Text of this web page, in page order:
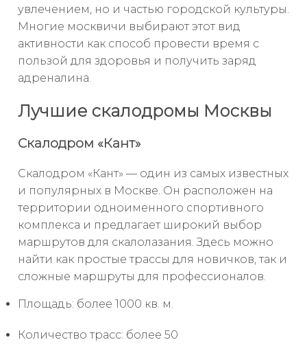
увлечением, но и частью городской культуры.
Многие москвичи выбирают этот вид
активности как способ провести время с
пользой для здоровья и получить заряд
адреналина.
Лучшие скалодромы Москвы
Скалодром «Кант»
Скалодром «Кант» — один из самых известных
и популярных в Москве. Он расположен на
территории одноименного спортивного
комплекса и предлагает широкий выбор
маршрутов для скалолазания. Здесь можно
найти как простые трассы для новичков, так и
сложные маршруты для профессионалов.
Площадь: более 1000 кв. м.
Количество трасс: более 50